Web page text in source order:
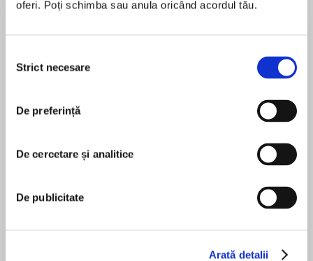
oferi. Poți schimba sau anula oricând acordul tău.
consimțământului
Strict necesare
De preferință
De cercetare și analitice
De publicitate
Arată detalii
Desprecarte
and featuring ex-SAS officer Aidan Snow!
‘Alex Shaw is one of the best thriller writers
around!’ Stephen Leather
A TRAITOR WHO CAN’T BE CAUGHT
French Intelligence officer Sophie Racine is
warzone in Ukraine. Her mission is to
MAI MULT
pentru această carte